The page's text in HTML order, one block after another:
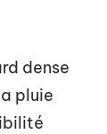
dense
pluie